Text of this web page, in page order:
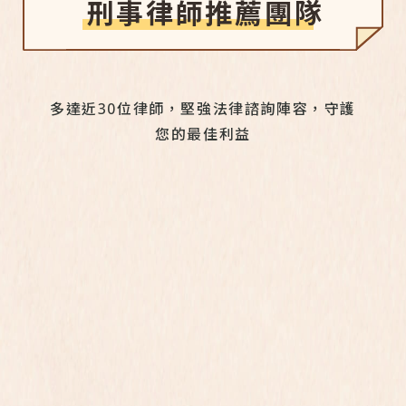
刑事律師推薦團隊
多達近30位律師，堅強法律諮詢陣容，守護
您的最佳利益